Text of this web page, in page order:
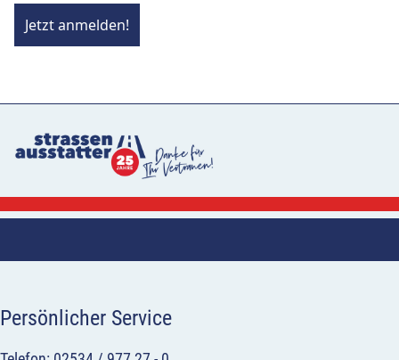
Jetzt anmelden!
Persönlicher Service